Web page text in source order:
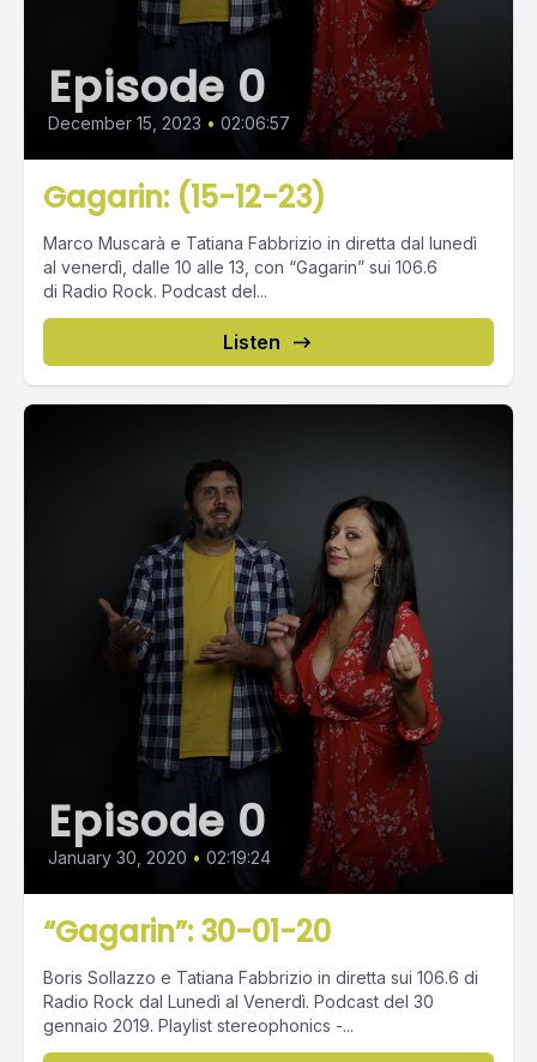
Episode 0
December 15, 2023 • 02:06:57
Gagarin: (15-12-23)
Marco Muscarà e Tatiana Fabbrizio in diretta dal lunedì
al venerdì, dalle 10 alle 13, con “Gagarin” sui 106.6
di Radio Rock. Podcast del...
Listen
Episode 0
January 30, 2020 • 02:19:24
“Gagarin”: 30-01-20
Boris Sollazzo e Tatiana Fabbrizio in diretta sui 106.6 di
Radio Rock dal Lunedì al Venerdì. Podcast del 30
gennaio 2019. Playlist stereophonics -...